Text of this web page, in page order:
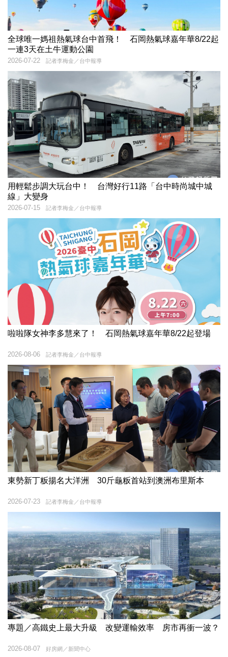
全球唯一媽祖熱氣球台中首飛！ 石岡熱氣球嘉年華8/22起
一連3天在土牛運動公園
記者李梅金／台中報導
2026-07-22
用輕鬆步調大玩台中！ 台灣好行11路「台中時尚城中城
線」大變身
記者李梅金／台中報導
2026-07-15
啦啦隊女神李多慧來了！ 石岡熱氣球嘉年華8/22起登場
記者李梅金／台中報導
2026-08-06
東勢新丁粄揚名大洋洲 30斤龜粄首站到澳洲布里斯本
記者李梅金／台中報導
2026-07-23
專題／高鐵史上最大升級 改變運輸效率 房市再衝一波？
好房網／新聞中心
2026-08-07